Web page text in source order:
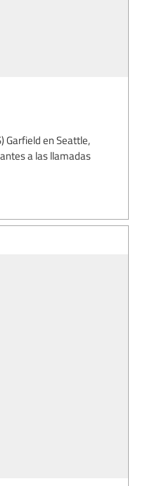
Garfield en Seattle,
a las llamadas